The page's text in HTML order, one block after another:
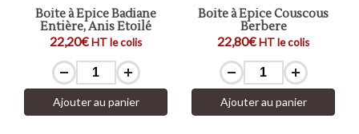
Boite à Epice Badiane
Entière, Anis Etoilé
22,20€ HT le colis
Ajouter au panier
Boite à Epice Couscous
Berbere
22,80€ HT le colis
Ajouter au panier